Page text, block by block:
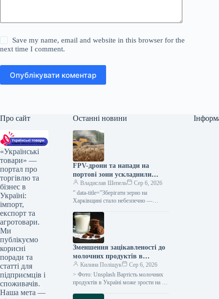
Save my name, email and website in this browser for the
next time I comment.
Опублікувати коментар
Про сайт
«Українські
товари» —
портал про
торгівлю та
бізнес в
Україні:
імпорт,
експорт та
агротовари.
Ми
публікуємо
корисні
поради та
статті для
підприємців і
споживачів.
Наша мета —
Останні новини
FPV-дрони та напади на
портові зони ускладнили
діяльність сільгоспвиробників
Харківської області —
КУРКУЛЬ
Владислав Шепель
Сер 6, 2026
” data-title=”Зберігати зерно на
Харківщині стало небезпечно —
url=”https://kurkul.com/news/41851-
zberigati-zerno-na-harkivschini-stalo-
nebezpechno–fermer”> Зберігати
врожай на Харківщині стало
ризиковано — аграрій 5 серпня…
Зменшення зацікавленості до
молочних продуктів в
Україні, восени ймовірне
підвищення вартості на 5-
10% – АВМ
Килина Поліщук
Сер 6, 2026
> Фото: Unsplash Вартість молочних
продуктів в Україні може зрости на 5-